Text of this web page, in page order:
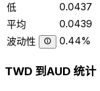
低
0.0437
平均
0.0439
波动性
0.44%
TWD 到AUD 统计